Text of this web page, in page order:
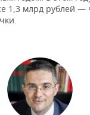
1,3 млрд рублей —